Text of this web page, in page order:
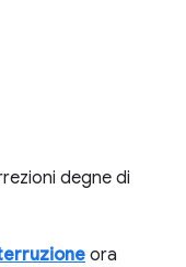
degne di
ora